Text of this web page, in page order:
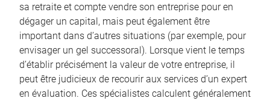
sa retraite et compte vendre son entreprise pour en
dégager un capital, mais peut également être
important dans d’autres situations (par exemple, pour
envisager un gel successoral). Lorsque vient le temps
d’établir précisément la valeur de votre entreprise, il
peut être judicieux de recourir aux services d’un expert
en évaluation. Ces spécialistes calculent généralement